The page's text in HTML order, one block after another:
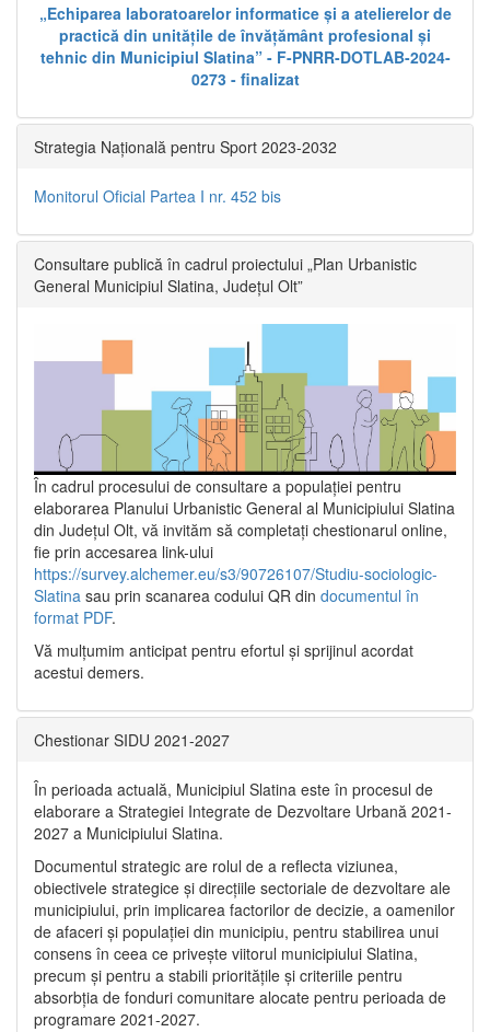
„Echiparea laboratoarelor informatice și a atelierelor de
practică din unitățile de învățământ profesional și
tehnic din Municipiul Slatina” - F-PNRR-DOTLAB-2024-
0273 - finalizat
Strategia Națională pentru Sport 2023-2032
Monitorul Oficial Partea I nr. 452 bis
Consultare publică în cadrul proiectului „Plan Urbanistic
General Municipiul Slatina, Județul Olt”
În cadrul procesului de consultare a populaţiei pentru
elaborarea Planului Urbanistic General al Municipiului Slatina
din Județul Olt, vă invităm să completați chestionarul online,
fie prin accesarea link-ului
https://survey.alchemer.eu/s3/90726107/Studiu-sociologic-
Slatina sau prin scanarea codului QR din documentul în
format PDF.
Vă mulţumim anticipat pentru efortul şi sprijinul acordat
acestui demers.
Chestionar SIDU 2021-2027
În perioada actuală, Municipiul Slatina este în procesul de
elaborare a Strategiei Integrate de Dezvoltare Urbană 2021‐
2027 a Municipiului Slatina.
Documentul strategic are rolul de a reflecta viziunea,
obiectivele strategice și direcțiile sectoriale de dezvoltare ale
municipiului, prin implicarea factorilor de decizie, a oamenilor
de afaceri și populației din municipiu, pentru stabilirea unui
consens în ceea ce privește viitorul municipiului Slatina,
precum și pentru a stabili prioritățile și criteriile pentru
absorbția de fonduri comunitare alocate pentru perioada de
programare 2021-2027.